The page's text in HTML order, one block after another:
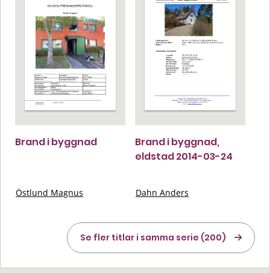
Brand i byggnad
Östlund Magnus
Brand i byggnad,
eldstad 2014-03-24
Dahn Anders
Se fler titlar i samma serie (200)